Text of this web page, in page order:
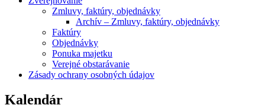
Zmluvy, faktúry, objednávky
Archív – Zmluvy, faktúry, objednávky
Faktúry
Objednávky
Ponuka majetku
Verejné obstarávanie
Zásady ochrany osobných údajov
Kalendár